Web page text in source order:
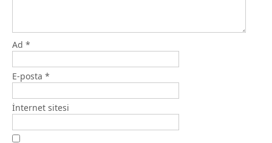
Ad *
E-posta *
İnternet sitesi